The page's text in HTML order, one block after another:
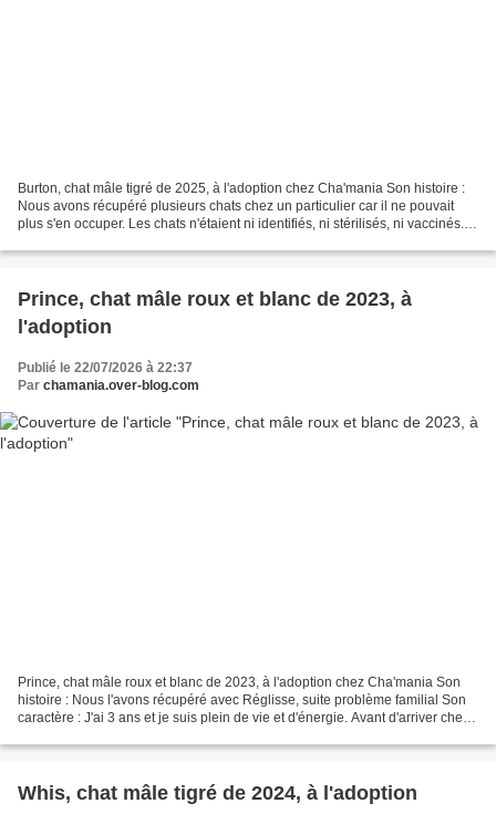
Burton, chat mâle tigré de 2025, à l'adoption chez Cha'mania Son histoire :
Nous avons récupéré plusieurs chats chez un particulier car il ne pouvait
plus s'en occuper. Les chats n'étaient ni identifiés, ni stérilisés, ni vaccinés...
Prince, chat mâle roux et blanc de 2023, à
l'adoption
Publié le 22/07/2026 à 22:37
Par chamania.over-blog.com
Prince, chat mâle roux et blanc de 2023, à l'adoption chez Cha'mania Son
histoire : Nous l'avons récupéré avec Réglisse, suite problème familial Son
caractère : J'ai 3 ans et je suis plein de vie et d'énergie. Avant d'arriver chez
Whis, chat mâle tigré de 2024, à l'adoption